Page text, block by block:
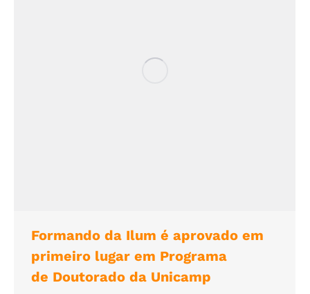
Formando da Ilum é aprovado em
primeiro lugar em Programa
de Doutorado da Unicamp